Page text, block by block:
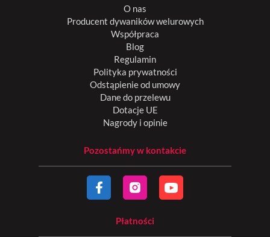
O nas
Producent dywaników welurowych
Współpraca
Blog
Regulamin
Polityka prywatności
Odstąpienie od umowy
Dane do przelewu
Dotacje UE
Nagrody i opinie
Pozostańmy w kontakcie
Płatności